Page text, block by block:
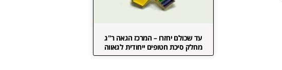
עד שכולם יחזרו – המרכז הגאה ר"ג
מחלק סיכת חטופים ייחודית לגאווה